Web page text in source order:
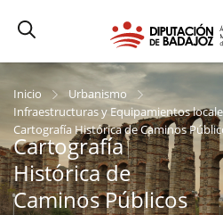
Inicio
Urbanismo
Infraestructuras y Equipamientos
Cartografía Histórica de Caminos
Cartografía
Histórica de
Caminos Públicos